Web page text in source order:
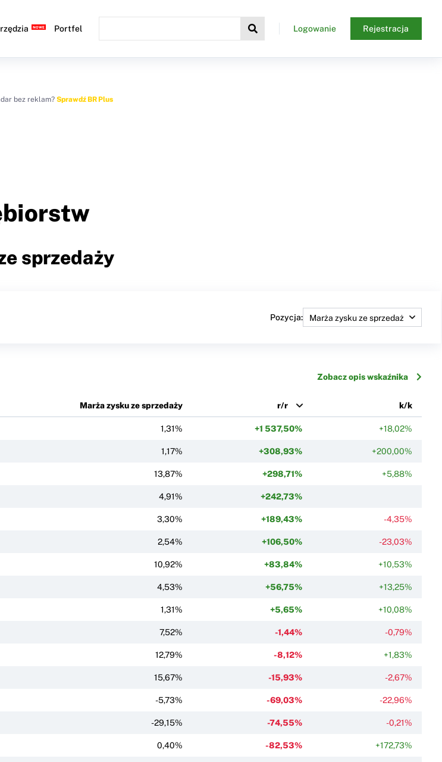
Portfel Logowanie Rejestracja
bez reklam? Sprawdź BR Plus
sprzedaży
Pozycja:
Zobacz opis wskaźnika
Marża zysku ze sprzedaży r/r k/k
1,31% +1 537,50% +18,02%
1,17% +308,93% +200,00%
13,87% +298,71% +5,88%
4,91% +242,73%
3,30% +189,43% -4,35%
2,54% +106,50% -23,03%
10,92% +83,84% +10,53%
4,53% +56,75% +13,25%
1,31% +5,65% +10,08%
7,52% -1,44% -0,79%
12,79% -8,12% +1,83%
15,67% -15,93% -2,67%
-5,73% -69,03% -22,96%
-29,15% -74,55% -0,21%
0,40% -82,53% +172,73%